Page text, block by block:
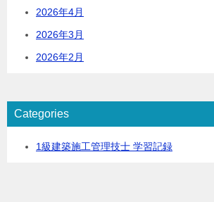
2026年4月
2026年3月
2026年2月
Categories
1級建築施工管理技士 学習記録